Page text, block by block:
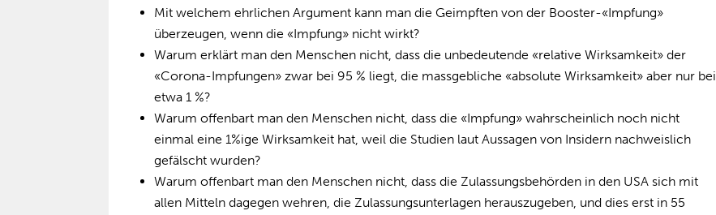
Mit welchem ehrlichen Argument kann man die Geimpften von der Booster-«Impfung»
überzeugen, wenn die «Impfung» nicht wirkt?
Warum erklärt man den Menschen nicht, dass die unbedeutende «relative Wirksamkeit» der
«Corona-Impfungen» zwar bei 95 % liegt, die massgebliche «absolute Wirksamkeit» aber nur bei
etwa 1 %?
Warum offenbart man den Menschen nicht, dass die «Impfung» wahrscheinlich noch nicht
einmal eine 1%ige Wirksamkeit hat, weil die Studien laut Aussagen von Insidern nachweislich
gefälscht wurden?
Warum offenbart man den Menschen nicht, dass die Zulassungsbehörden in den USA sich mit
allen Mitteln dagegen wehren, die Zulassungsunterlagen herauszugeben, und dies erst in 55